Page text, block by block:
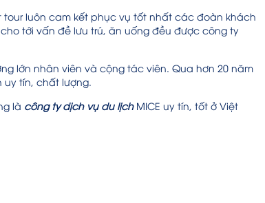
luôn cam kết phục vụ tốt nhất các đoàn khách
tới vấn đề lưu trú, ăn uống đều được công ty
lớn nhân viên và cộng tác viên. Qua hơn 20 năm
tín, chất lượng.
là công ty dịch vụ du lịchMICE uy tín, tốt ở Việt